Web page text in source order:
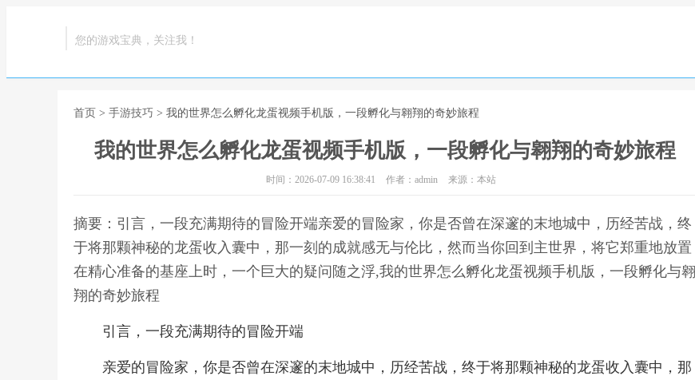
您的游戏宝典，关注我！
首页 > 手游技巧 > 我的世界怎么孵化龙蛋视频手机版，一段孵化与翱翔的奇妙旅程
我的世界怎么孵化龙蛋视频手机版，一段孵化与翱翔的奇妙旅程
时间：2026-07-09 16:38:41 作者：admin 来源：本站
摘要：引言，一段充满期待的冒险开端亲爱的冒险家，你是否曾在深邃的末地城中，历经苦战，终
于将那颗神秘的龙蛋收入囊中，那一刻的成就感无与伦比，然而当你回到主世界，将它郑重地放置
在精心准备的基座上时，一个巨大的疑问随之浮,我的世界怎么孵化龙蛋视频手机版，一段孵化与翱
翔的奇妙旅程
引言，一段充满期待的冒险开端
亲爱的冒险家，你是否曾在深邃的末地城中，历经苦战，终于将那颗神秘的龙蛋收入囊中，那